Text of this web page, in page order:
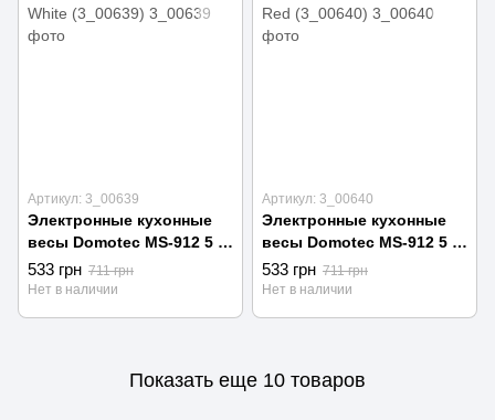
Артикул: 3_00639
Электронные кухонные
весы Domotec MS-912 5 кг
White (3_00639)
533 грн 711 грн
Нет в наличии
Артикул: 3_00640
Электронные кухонные
весы Domotec MS-912 5 кг
Red (3_00640)
533 грн 711 грн
Нет в наличии
Показать еще 10 товаров